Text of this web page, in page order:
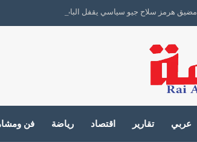
مضيق هرمز سلاح جيو سياسي يقفل الباب على الحرب
عربي تقارير اقتصاد رياضة فن